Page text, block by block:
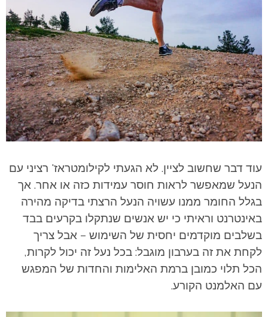
עוד דבר שחשוב לציין. לא הגעתי לקילומטראז' רציני עם
הנעל שמאפשר לראות חוסר עמידות כזה או אחר. אך
בגלל החומר ממנו עשויה הנעל הרצתי בדיקה מהירה
באינטרנט וראיתי כי יש אנשים שנתקלו בקרעים בבד
בשלבים מוקדמים יחסית של השימוש – אבל צריך
לקחת את זה בערבון מוגבל: בכל נעל זה יכול לקרות,
הכל תלוי כמובן ברמת האלימות והחדות של המפגש
עם האלמנט הקורע.